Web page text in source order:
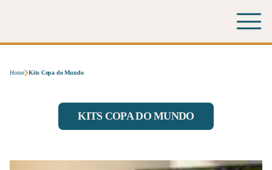
Home Kits Copa do Mundo
KITS COPA DO MUNDO